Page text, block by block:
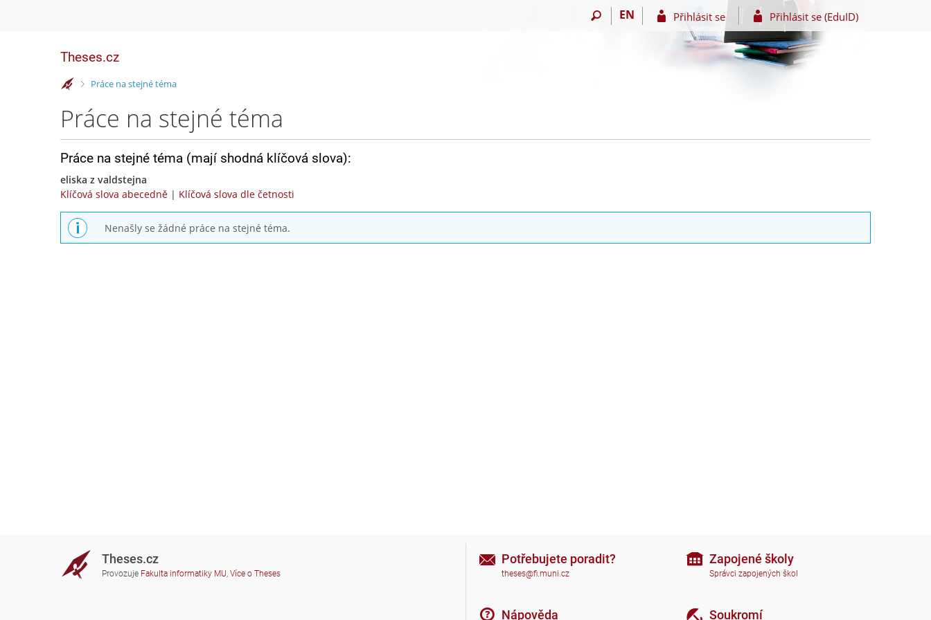
EN Přihlásit se Přihlásit se (EduID)
Theses.cz
>Práce na stejné téma
Práce na stejné téma
Práce na stejné téma (mají shodná klíčová slova):
eliska z valdstejna
Klíčová slova abecedně | Klíčová slova dle četnosti
Nenašly se žádné práce na stejné téma.
Theses.cz
Provozuje Fakulta informatiky MU, Více o Theses
Potřebujete poradit?
theses@fi.muni.cz
Nápověda
Zapojené školy
Správci zapojených škol
Soukromí